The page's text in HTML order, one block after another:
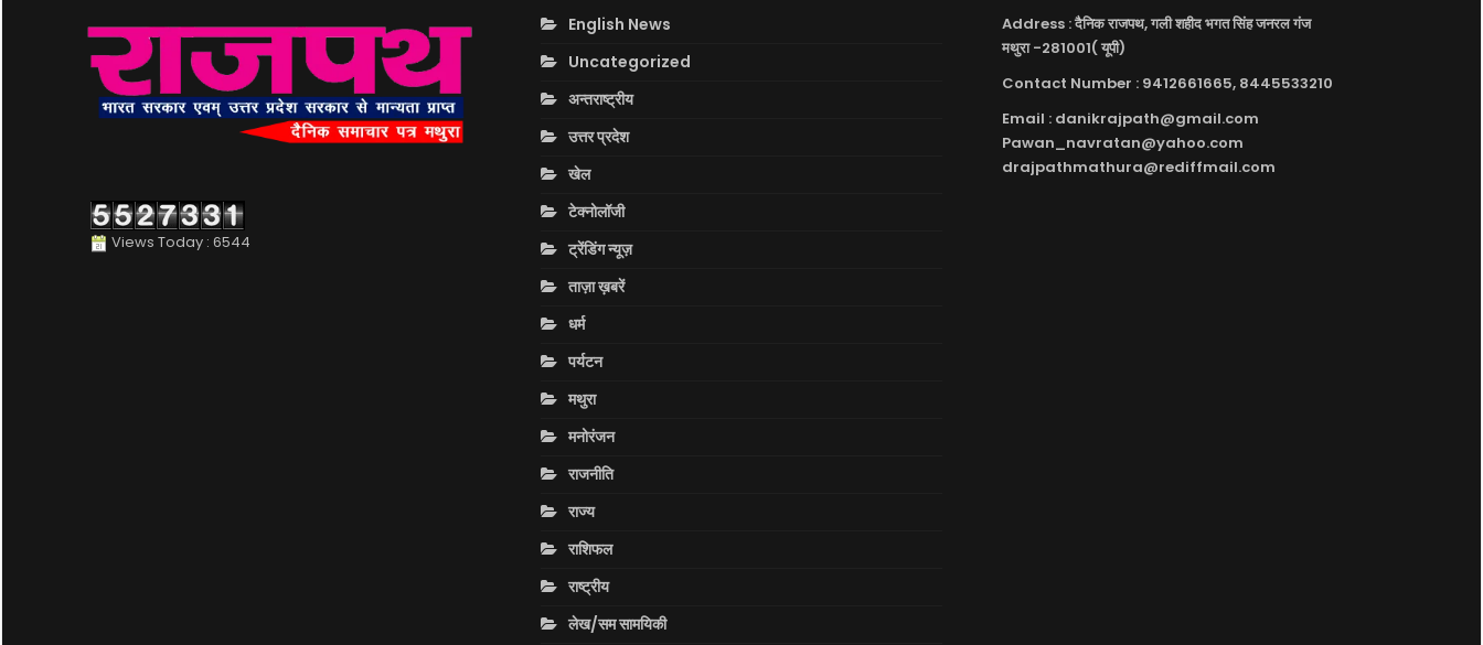
Views Today : 6544
English News
Uncategorized
अन्तराष्ट्रीय
उत्तर प्रदेश
खेल
टेक्नोलॉजी
ट्रेंडिंग न्यूज़
ताज़ा ख़बरें
धर्म
पर्यटन
मथुरा
मनोरंजन
राजनीति
राज्य
राशिफल
राष्ट्रीय
लेख/सम सामयिकी
Address : दैनिक राजपथ, गली शहीद भगत सिंह जनरल गंज
मथुरा -281001( यूपी)
Contact Number : 9412661665, 8445533210
Email : danikrajpath@gmail.com
Pawan_navratan@yahoo.com
drajpathmathura@rediffmail.com